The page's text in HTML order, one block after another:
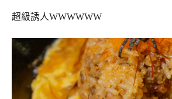
超級誘人WWWWWW